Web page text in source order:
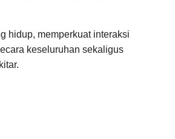
hidup, memperkuat interaksi
keseluruhan sekaligus